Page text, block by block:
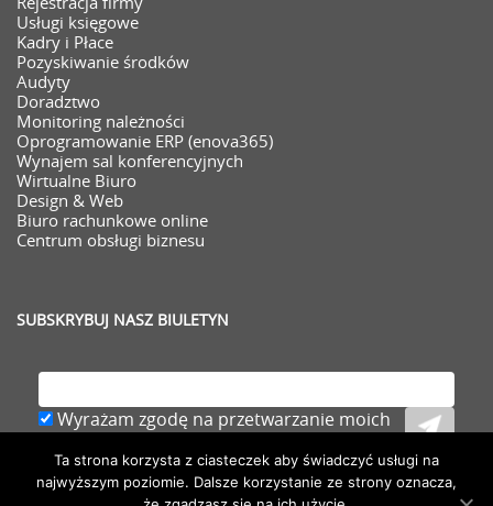
Usługi księgowe
Kadry i Płace
Pozyskiwanie środków
Audyty
Doradztwo
Monitoring należności
Oprogramowanie ERP (enova365)
Wynajem sal konferencyjnych
Wirtualne Biuro
Design & Web
Biuro rachunkowe online
Centrum obsługi biznesu
SUBSKRYBUJ NASZ BIULETYN
Wyrażam zgodę na przetwarzanie moich
w zgłoszeniu,rozwiń
Ta strona korzysta z ciasteczek aby świadczyć usługi na
najwyższym poziomie. Dalsze korzystanie ze strony oznacza,